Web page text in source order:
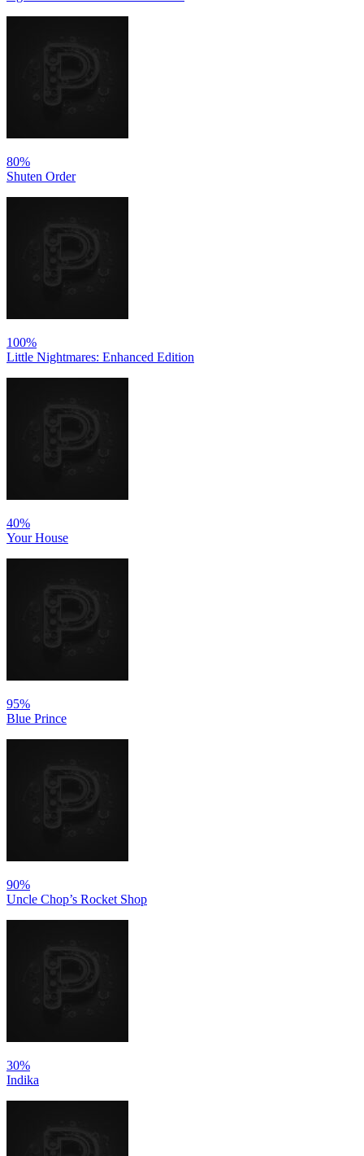
80%
Shuten Order
100%
Little Nightmares: Enhanced Edition
40%
Your House
95%
Blue Prince
90%
Uncle Chop’s Rocket Shop
30%
Indika